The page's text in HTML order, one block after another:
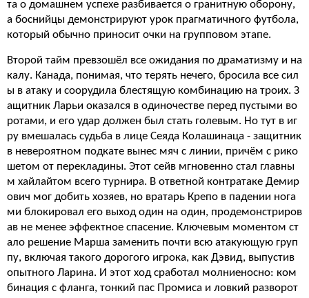
та о домашнем успехе разбивается о гранитную оборону,
а боснийцы демонстрируют урок прагматичного футбола,
который обычно приносит очки на групповом этапе.
Второй тайм превзошёл все ожидания по драматизму и на
калу. Канада, понимая, что терять нечего, бросила все сил
ы в атаку и соорудила блестящую комбинацию на троих. З
ащитник Ларьи оказался в одиночестве перед пустыми во
ротами, и его удар должен был стать голевым. Но тут в иг
ру вмешалась судьба в лице Сеяда Колашинаца - защитник
в невероятном подкате вынес мяч с линии, причём с рико
шетом от перекладины. Этот сейв мгновенно стал главны
м хайлайтом всего турнира. В ответной контратаке Демир
ович мог добить хозяев, но вратарь Крепо в падении нога
ми блокировал его выход один на один, продемонстриров
ав не менее эффектное спасение. Ключевым моментом ст
ало решение Марша заменить почти всю атакующую груп
пу, включая такого дорогого игрока, как Дэвид, выпустив
опытного Ларина. И этот ход сработал молниеносно: ком
бинация с фланга, тонкий пас Промиса и ловкий разворот